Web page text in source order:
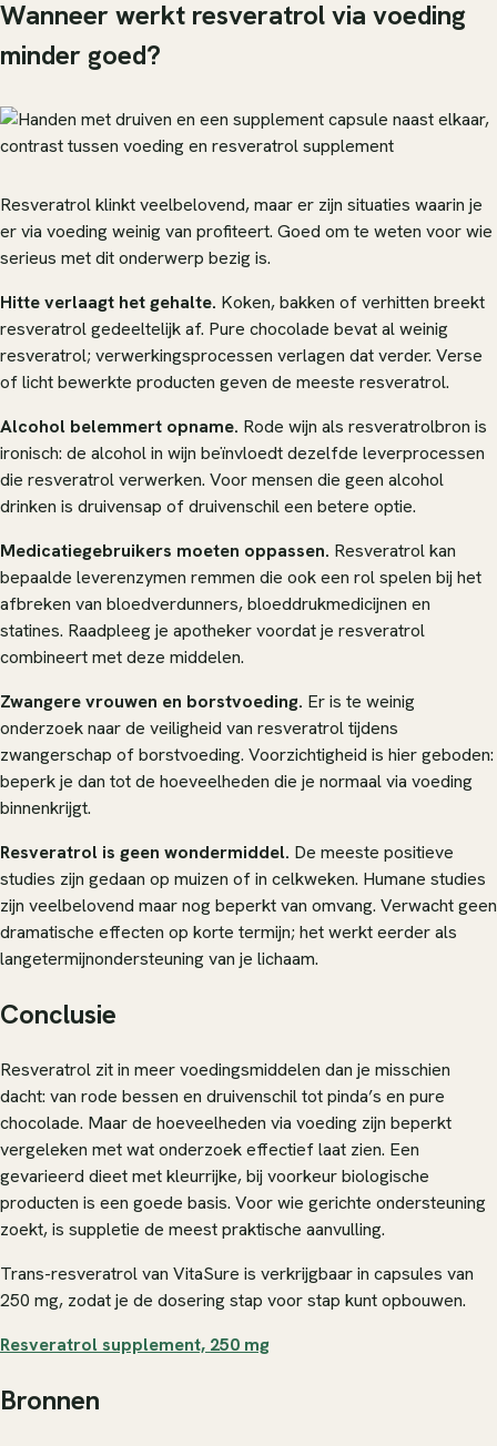
Wanneer werkt resveratrol via voeding
minder goed?
Resveratrol klinkt veelbelovend, maar er zijn situaties waarin je
er via voeding weinig van profiteert. Goed om te weten voor wie
serieus met dit onderwerp bezig is.
Hitte verlaagt het gehalte. Koken, bakken of verhitten breekt
resveratrol gedeeltelijk af. Pure chocolade bevat al weinig
resveratrol; verwerkingsprocessen verlagen dat verder. Verse
of licht bewerkte producten geven de meeste resveratrol.
Alcohol belemmert opname. Rode wijn als resveratrolbron is
ironisch: de alcohol in wijn beïnvloedt dezelfde leverprocessen
die resveratrol verwerken. Voor mensen die geen alcohol
drinken is druivensap of druivenschil een betere optie.
Medicatiegebruikers moeten oppassen. Resveratrol kan
bepaalde leverenzymen remmen die ook een rol spelen bij het
afbreken van bloedverdunners, bloeddrukmedicijnen en
statines. Raadpleeg je apotheker voordat je resveratrol
combineert met deze middelen.
Zwangere vrouwen en borstvoeding. Er is te weinig
onderzoek naar de veiligheid van resveratrol tijdens
zwangerschap of borstvoeding. Voorzichtigheid is hier geboden:
beperk je dan tot de hoeveelheden die je normaal via voeding
binnenkrijgt.
Resveratrol is geen wondermiddel. De meeste positieve
studies zijn gedaan op muizen of in celkweken. Humane studies
zijn veelbelovend maar nog beperkt van omvang. Verwacht geen
dramatische effecten op korte termijn; het werkt eerder als
langetermijnondersteuning van je lichaam.
Conclusie
Resveratrol zit in meer voedingsmiddelen dan je misschien
dacht: van rode bessen en druivenschil tot pinda’s en pure
chocolade. Maar de hoeveelheden via voeding zijn beperkt
vergeleken met wat onderzoek effectief laat zien. Een
gevarieerd dieet met kleurrijke, bij voorkeur biologische
producten is een goede basis. Voor wie gerichte ondersteuning
zoekt, is suppletie de meest praktische aanvulling.
Trans-resveratrol van VitaSure is verkrijgbaar in capsules van
250 mg, zodat je de dosering stap voor stap kunt opbouwen.
Resveratrol supplement, 250 mg
Bronnen